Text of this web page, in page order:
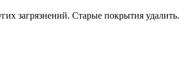
загрязнений. Старые покрытия удалить.